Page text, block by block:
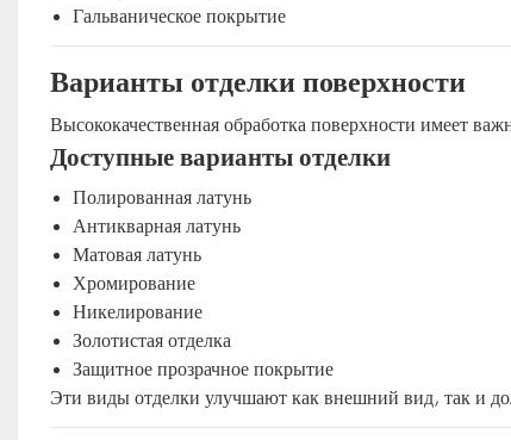
Гальваническое покрытие
Варианты отделки поверхности
Высококачественная обработка поверхности имеет
Доступные варианты отделки
Полированная латунь
Антикварная латунь
Матовая латунь
Хромирование
Никелирование
Золотистая отделка
Защитное прозрачное покрытие
Эти виды отделки улучшают как внешний вид, так и